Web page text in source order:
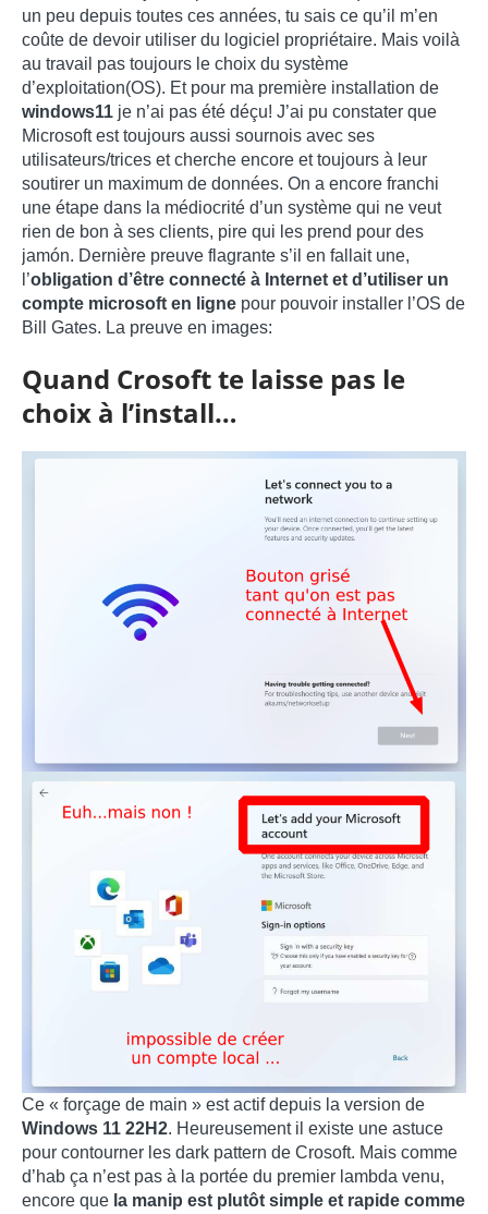
un peu depuis toutes ces années, tu sais ce qu’il m’en
coûte de devoir utiliser du logiciel propriétaire. Mais voilà
au travail pas toujours le choix du système
d’exploitation(OS). Et pour ma première installation de
windows11 je n’ai pas été déçu! J’ai pu constater que
Microsoft est toujours aussi sournois avec ses
utilisateurs/trices et cherche encore et toujours à leur
soutirer un maximum de données. On a encore franchi
une étape dans la médiocrité d’un système qui ne veut
rien de bon à ses clients, pire qui les prend pour des
jamón. Dernière preuve flagrante s’il en fallait une,
l’obligation d’être connecté à Internet et d’utiliser un
compte microsoft en ligne pour pouvoir installer l’OS de
Bill Gates. La preuve en images:
Quand Crosoft te laisse pas le
choix à l’install…
Ce « forçage de main » est actif depuis la version de
Windows 11 22H2. Heureusement il existe une astuce
pour contourner les dark pattern de Crosoft. Mais comme
d’hab ça n’est pas à la portée du premier lambda venu,
encore que la manip est plutôt simple et rapide comme